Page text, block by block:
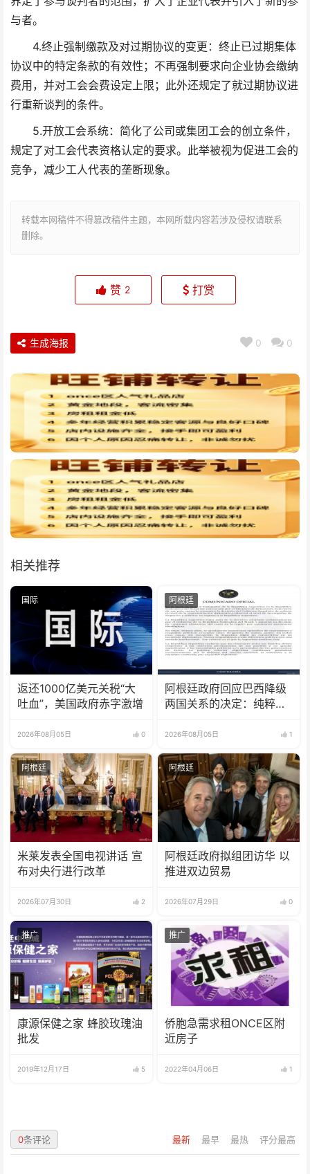
与者。
4.终止强制缴款及对过期协议的变更：终止已过期集体
协议中的特定条款的有效性；不再强制要求向企业协会缴纳
费用，并对工会会费设定上限；此外还规定了就过期协议进
行重新谈判的条件。
5.开放工会系统：简化了公司或集团工会的创立条件，
规定了对工会代表资格认定的要求。此举被视为促进工会的
竞争，减少工人代表的垄断现象。
转载本网稿件不得篡改稿件主题，本网所载内容若涉及侵权请联系
删除。
赞 2 打赏
0 0
生成海报
相关推荐
国际
返还1000亿美元关税“大
吐血”，美国政府赤字激增
2026年08月05日 0
阿根廷
阿根廷政府回应巴西降级
两国关系的决定：纯粹意
2026年08月05日 1
阿根廷
米莱发表全国电视讲话 宣
布对央行进行改革
2026年07月30日 2
阿根廷
阿根廷政府拟组团访华 以
推进双边贸易
2026年07月29日 0
推广
康源保健之家 蜂胶玫瑰油
批发
2019年12月17日 5
推广
侨胞急需求租ONCE区附
近房子
2022年04月06日 1
最新 最早 最热 评分最高
0条评论